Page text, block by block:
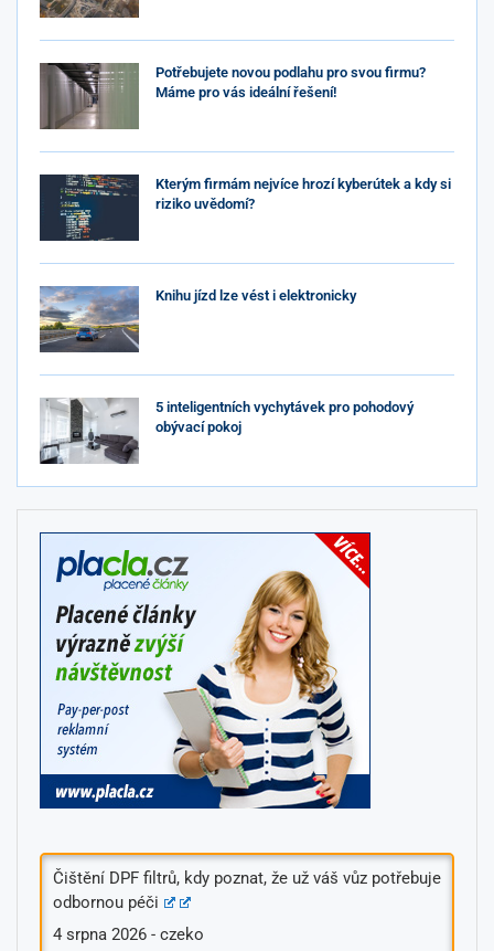
Potřebujete novou podlahu pro svou firmu?
Máme pro vás ideální řešení!
Kterým firmám nejvíce hrozí kyberútek a kdy si
riziko uvědomí?
Knihu jízd lze vést i elektronicky
5 inteligentních vychytávek pro pohodový
obývací pokoj
Čištění DPF filtrů, kdy poznat, že už váš vůz potřebuje
odbornou péči
4 srpna 2026 - czeko